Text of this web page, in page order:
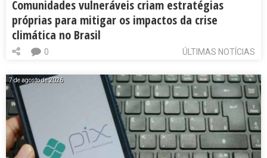
Comunidades vulneráveis criam estratégias
próprias para mitigar os impactos da crise
climática no Brasil
ÚLTIMAS NOTÍCIAS
0
7 de agosto de 2026